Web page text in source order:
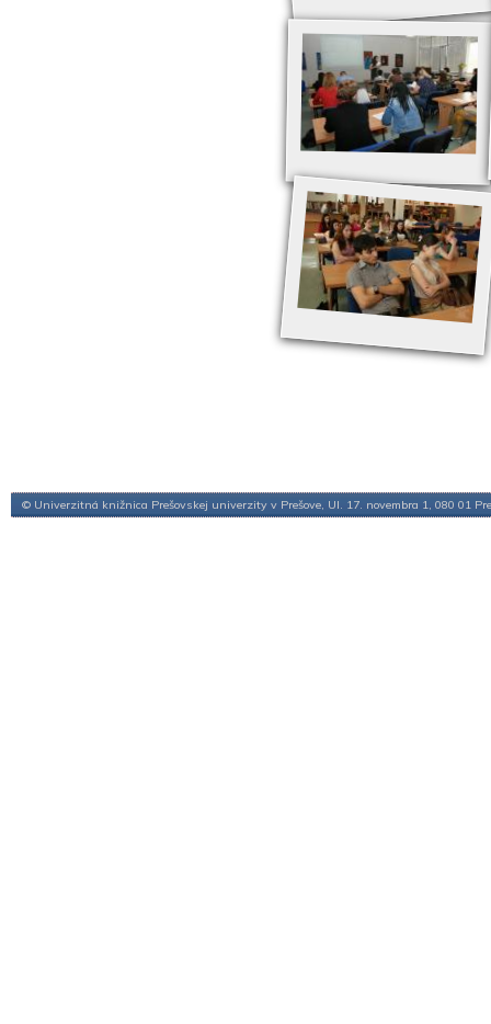
© Univerzitná knižnica Prešovskej univerzity v Prešove, Ul. 17. novembra 1, 080 01